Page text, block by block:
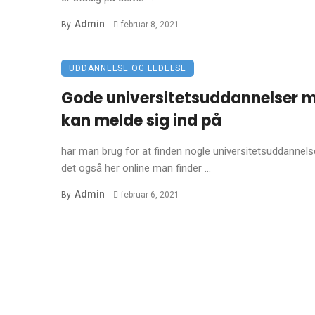
By Admin februar 8, 2021
UDDANNELSE OG LEDELSE
Gode universitetsuddannelser
kan melde sig ind på
har man brug for at finden nogle
det også her online man finder ...
By Admin februar 6, 2021